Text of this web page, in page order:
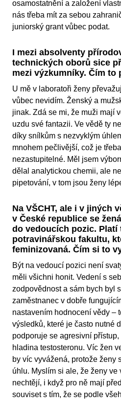
osamostatnění a založení
nás třeba mít za sebou
juniorský grant vůbec podat.
I mezi absolventy
technických oborů sice
mezi výzkumníky. Čím to
U mě v laboratoři ženy
vůbec nevidím. Ženský a
jinak. Zdá se mi, že muži mají
uzdu své fantazii. Ve vědě ty
díky snílkům s nezvyklým
mnohem pečlivější, což je
nezastupitelné. Měl jsem
dělal analytickou chemii, ale
pipetování, v tom jsou ženy
Na VŠCHT, ale i v jiných
v České republice se
do vedoucích pozic. Platí
potravinářskou fakultu,
feminizovaná. Čím si to
Být na vedoucí pozici není
měli všichni honit. Vedení s
zodpovědnost a sám bych byl
zaměstnanec v dobře
nastavením hodnocení vědy –
výsledků, které je často nutné
podporuje se agresivní
hladina testosteronu. Víc žen
by víc vyvážená, protože ženy
úhlu. Myslím si ale, že ženy
nechtějí, i když pro ně mají
souviset s tím, že se podle